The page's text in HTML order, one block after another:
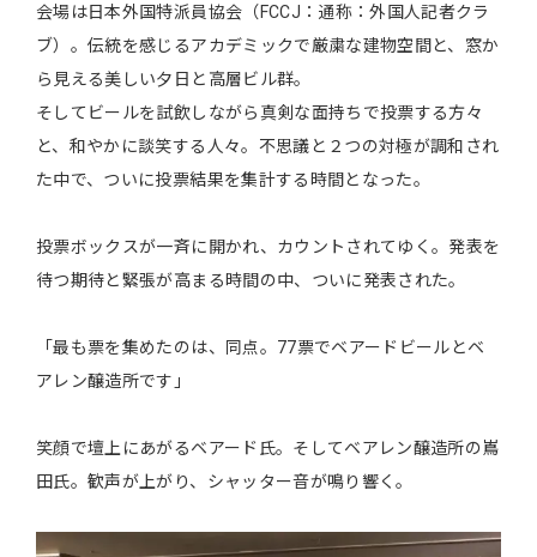
会場は日本外国特派員協会（FCCJ：通称：外国人記者クラ
ブ）。伝統を感じるアカデミックで厳粛な建物空間と、窓か
ら見える美しい夕日と高層ビル群。
そしてビールを試飲しながら真剣な面持ちで投票する方々
と、和やかに談笑する人々。不思議と２つの対極が調和され
た中で、ついに投票結果を集計する時間となった。
投票ボックスが一斉に開かれ、カウントされてゆく。発表を
待つ期待と緊張が高まる時間の中、ついに発表された。
「最も票を集めたのは、同点。77票でベアードビールとベ
アレン醸造所です」
笑顔で壇上にあがるベアード氏。そしてベアレン醸造所の嶌
田氏。歓声が上がり、シャッター音が鳴り響く。